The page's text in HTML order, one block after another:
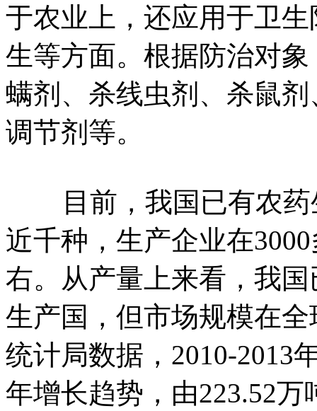
于农业上，还应用于卫
生等方面。根据防治对
螨剂、杀线虫剂、杀鼠
调节剂等。
目前，我国已有农药
近千种，生产企业在
右。从产量上来看，我
生产国，但市场规模在
统计局数据，2010-2013
年增长趋势，由223.52